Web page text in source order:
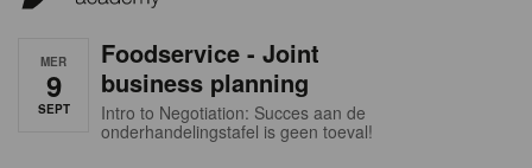
MER
9
SEPT
Foodservice - Joint
business planning
Intro to Negotiation: Succes aan de
onderhandelingstafel is geen toeval!